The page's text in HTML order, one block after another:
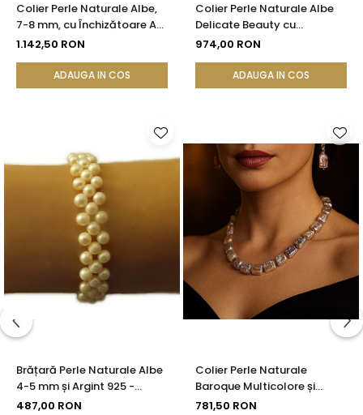
Colier Perle Naturale Albe,
7-8 mm, cu Închizătoare Aur
14K (aur 585) | KASKADDA®
1.142,50 RON
ADAUGA IN COS
Colier Perle Naturale Albe
Delicate Beauty cu
Închizătoare Argint |
974,00 RON
ADAUGA IN COS
Brățară Perle Naturale Albe
4-5 mm și Argint 925 -
Delicate Beauty |
487,00 RON
Colier Perle Naturale
Baroque Multicolore și
Închizătoare Argint 925 |
781,50 RON